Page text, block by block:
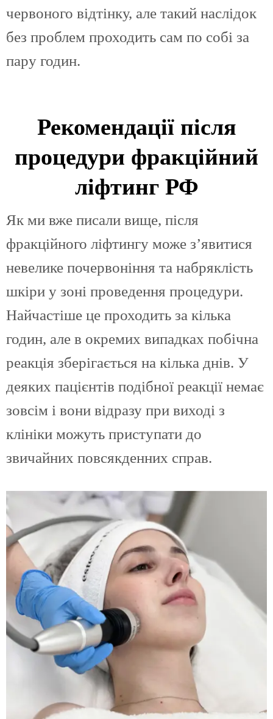
червоного відтінку, але такий наслідок
без проблем проходить сам по собі за
пару годин.
Рекомендації після
процедури фракційний
ліфтинг РФ
Як ми вже писали вище, після
фракційного ліфтингу може з’явитися
невелике почервоніння та набряклість
шкіри у зоні проведення процедури.
Найчастіше це проходить за кілька
годин, але в окремих випадках побічна
реакція зберігається на кілька днів. У
деяких пацієнтів подібної реакції немає
зовсім і вони відразу при виході з
клініки можуть приступати до
звичайних повсякденних справ.